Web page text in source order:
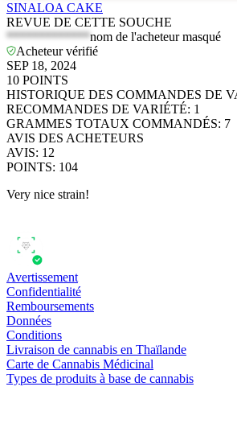
SINALOA CAKE
REVUE DE CETTE SOUCHE
*************nom de l'acheteur masqué
Acheteur vérifié
SEP 18, 2024
10 POINTS
HISTORIQUE DES COMMANDES DE
RECOMMANDES DE VARIÉTÉ: 1
GRAMMES TOTAUX COMMANDÉS: 7
AVIS DES ACHETEURS
AVIS: 12
POINTS: 104
Very nice strain!
Avertissement
Confidentialité
Remboursements
Données
Conditions
Livraison de cannabis en Thaïlande
Carte de Cannabis Médicinal
Types de produits à base de cannabis